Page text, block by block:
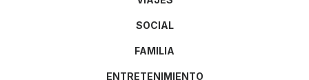
SOCIAL
FAMILIA
ENTRETENIMIENTO